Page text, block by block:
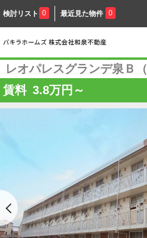
検討リスト 0 最近見た物件 0
レオパレスグランデ泉Ｂ（
賃料 3.8万円～